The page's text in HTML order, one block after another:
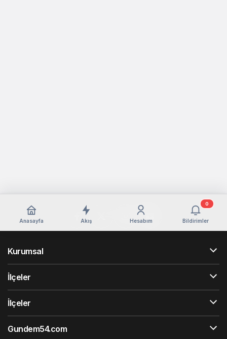
Anasayfa Akış Hesabım Bildirimler
0
Kurumsal
İlçeler
İlçeler
Gundem54.com